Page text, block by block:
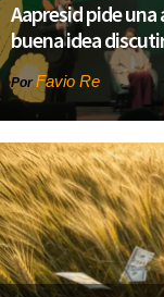
Aapresid pide una
buena idea
PorFavio Re